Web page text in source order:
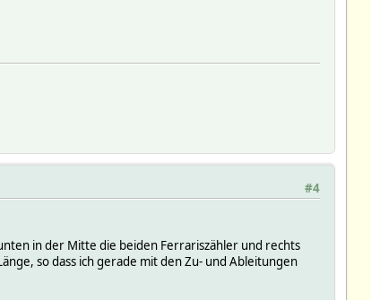
#4
in der Mitte die beiden Ferrariszähler und rechts
so dass ich gerade mit den Zu- und Ableitungen